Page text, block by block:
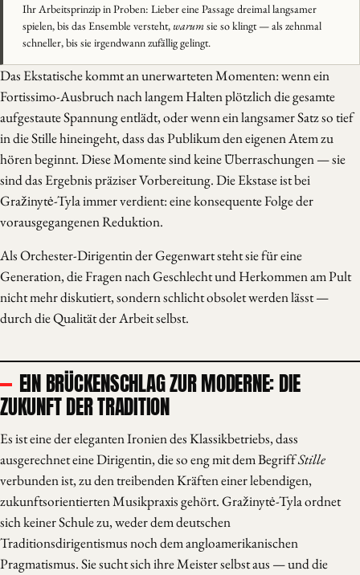
Ihr Arbeitsprinzip in Proben: Lieber eine Passage dreimal langsamer
spielen, bis das Ensemble versteht,warumsie so klingt — als zehnmal
schneller, bis sie irgendwann zufällig gelingt.
Das Ekstatische kommt an unerwarteten Momenten: wenn ein
Fortissimo-Ausbruch nach langem Halten plötzlich die gesamte
aufgestaute Spannung entlädt, oder wenn ein langsamer Satz so tief
in die Stille hineingeht, dass das Publikum den eigenen Atem zu
hören beginnt. Diese Momente sind keine Überraschungen — sie
sind das Ergebnis präziser Vorbereitung. Die Ekstase ist bei
Gražinytė-Tyla immer verdient: eine konsequente Folge der
vorausgegangenen Reduktion.
Als Orchester-Dirigentin der Gegenwart steht sie für eine
Generation, die Fragen nach Geschlecht und Herkommen am Pult
nicht mehr diskutiert, sondern schlicht obsolet werden lässt —
durch die Qualität der Arbeit selbst.
EIN BRÜCKENSCHLAG ZUR MODERNE: DIE
ZUKUNFT DER TRADITION
Es ist eine der eleganten Ironien des Klassikbetriebs, dass
ausgerechnet eine Dirigentin, die so eng mit dem BegriffStille
verbunden ist, zu den treibenden Kräften einer lebendigen,
zukunftsorientierten Musikpraxis gehört. Gražinytė-Tyla ordnet
sich keiner Schule zu, weder dem deutschen
Traditionsdirigentismus noch dem angloamerikanischen
Pragmatismus. Sie sucht sich ihre Meister selbst aus — und die